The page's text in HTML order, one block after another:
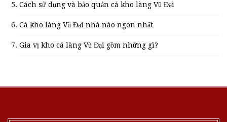
Cách sử dụng và bảo quản cá kho làng Vũ Đại
Cá kho làng Vũ Đại nhà nào ngon nhất
Gia vị kho cá làng Vũ Đại gồm những gì?